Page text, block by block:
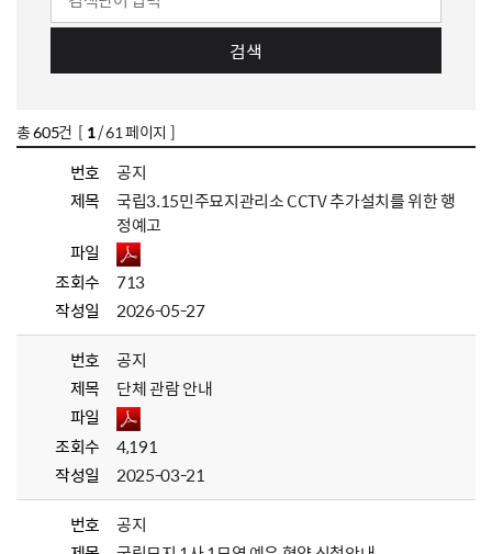
검색
총605건 [ 1/ 61 페이지 ]
번호
공지
제목
국립3.15민주묘지관리소 CCTV 추가설치를 위한 행
정예고
파일
조회수
713
작성일
2026-05-27
번호
공지
제목
단체 관람 안내
파일
조회수
4,191
작성일
2025-03-21
번호
공지